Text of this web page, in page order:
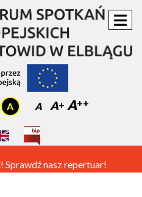
A A A
Sprawdź nasz repertuar!